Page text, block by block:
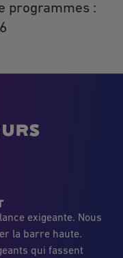
programmes :
exigeante. Nous
la barre haute.
qui fassent